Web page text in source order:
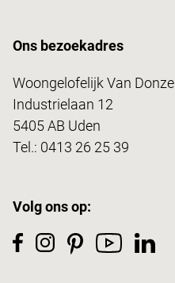
Ons bezoekadres
Woongelofelijk Van Donzel
Industrielaan 12
5405 AB Uden
Tel.: 0413 26 25 39
Volg ons op: